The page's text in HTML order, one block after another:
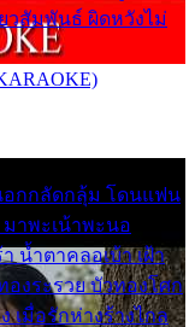
วสัมพันธ์ ผิดหวังไม่
อกกลัดกลุ้ม โดนแฟน
าพะเน้าพะนอ
น้ำตาคลอเบ้า เฝ้า
งระรวย บัวทองโศก
เมื่อรักห่างร้างไกล